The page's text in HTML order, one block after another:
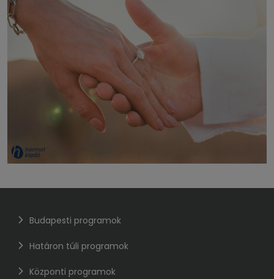
Budapesti programok
Határon túli programok
Központi programok